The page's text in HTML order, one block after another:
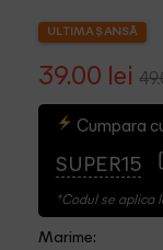
ULTIMA ȘANSĂ
39.00 lei
Cumpara
SUPER15
*Codul se aplica
Marime: